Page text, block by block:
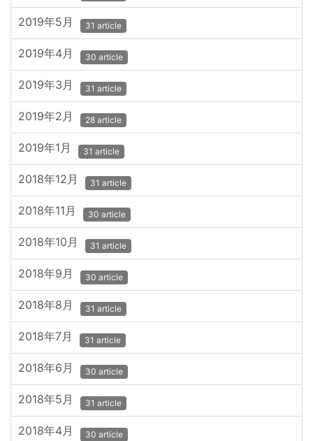
2019年5月 31 article
2019年4月 30 article
2019年3月 31 article
2019年2月 28 article
2019年1月 31 article
2018年12月 31 article
2018年11月 30 article
2018年10月 31 article
2018年9月 30 article
2018年8月 31 article
2018年7月 31 article
2018年6月 30 article
2018年5月 31 article
2018年4月 30 article